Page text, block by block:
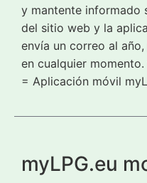
y mantente informado
del sitio web y la
envía un correo al
en cualquier
= Aplicación móvil
myLPG.eu